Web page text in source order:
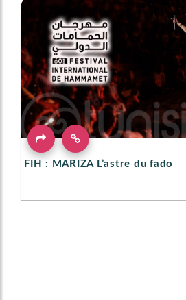
FIH : MARIZA L’astre du fado